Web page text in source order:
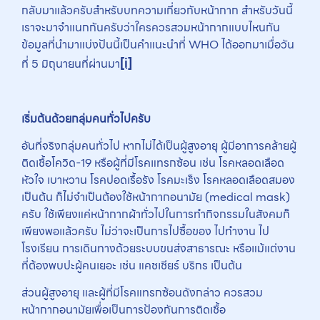
กลับมาแล้วครับสำหรับบทความเกี่ยวกับหน้ากาก สำหรับวันนี้
เราจะมาจำแนกกันครับว่าใครควรสวมหน้ากากแบบไหนกัน
ข้อมูลที่นำมาแบ่งปันนี้เป็นคำแนะนำที่ WHO ได้ออกมาเมื่อวัน
ที่ 5 มิถุนายนที่ผ่านมา[i]
เริ่มต้นด้วยกลุ่มคนทั่วไปครับ
อันที่จริงกลุ่มคนทั่วไป หากไม่ได้เป็นผู้สูงอายุ ผู้มีอาการคล้ายผู้
ติดเชื้อโควิด-19 หรือผู้ที่มีโรคแทรกซ้อน เช่น โรคหลอดเลือด
หัวใจ เบาหวาน โรคปอดเรื้อรัง โรคมะเร็ง โรคหลอดเลือดสมอง
เป็นต้น ก็ไม่จำเป็นต้องใช้หน้ากากอนามัย (medical mask)
ครับ ใช้เพียงแค่หน้ากากผ้าทั่วไปในการทำกิจกรรมในสังคมก็
เพียงพอแล้วครับ ไม่ว่าจะเป็นการไปซื้อของ ไปทำงาน ไป
โรงเรียน การเดินทางด้วยระบบขนส่งสาธารณะ หรือแม้แต่งาน
ที่ต้องพบปะผู้คนเยอะ เช่น แคชเชียร์ บริกร เป็นต้น
ส่วนผู้สูงอายุ และผู้ที่มีโรคแทรกซ้อนดังกล่าว ควรสวม
หน้ากากอนามัยเพื่อเป็นการป้องกันการติดเชื้อ